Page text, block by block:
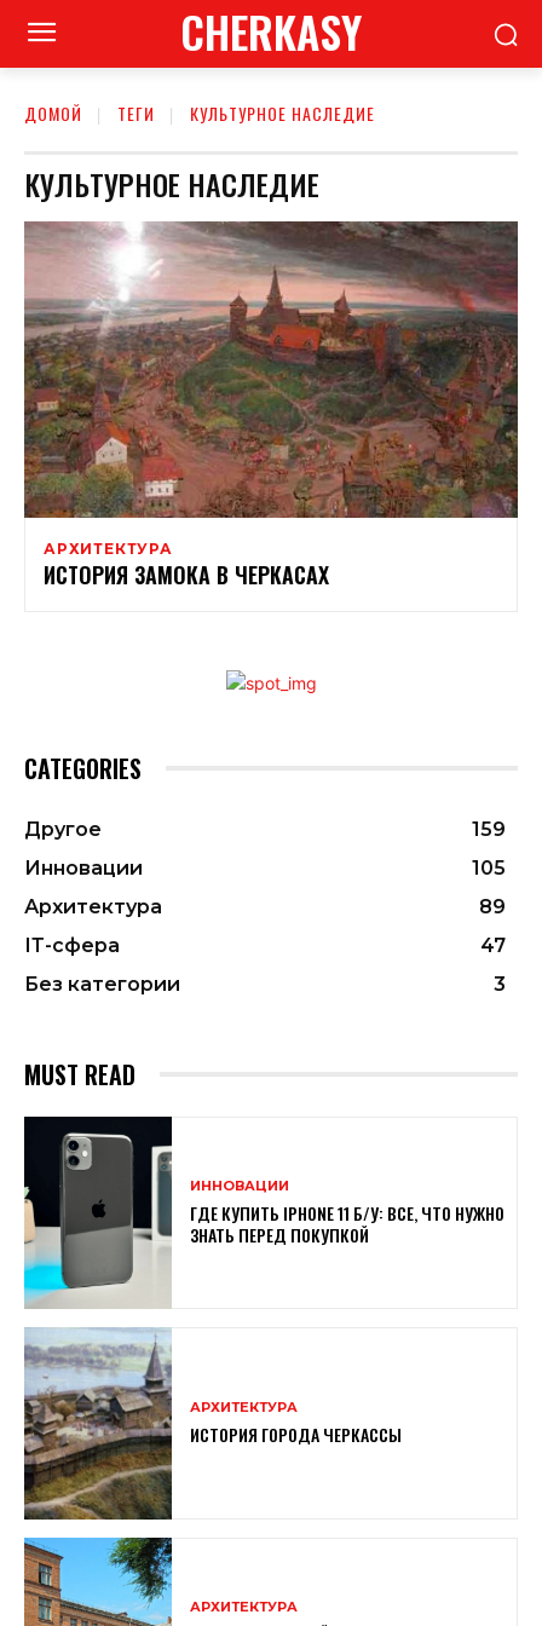
CHERKASY
ДОМОЙ ТЕГИ КУЛЬТУРНОЕ НАСЛЕДИЕ
КУЛЬТУРНОЕ НАСЛЕДИЕ
АРХИТЕКТУРА
ИСТОРИЯ ЗАМОКА В ЧЕРКАСАХ
CATEGORIES
Другое
159
Инновации
105
Архитектура
89
ІТ-сфера
47
Без категории
3
MUST READ
ИННОВАЦИИ
ГДЕ КУПИТЬ IPHONE 11 Б/У: ВСЕ, ЧТО НУЖНО
ЗНАТЬ ПЕРЕД ПОКУПКОЙ
АРХИТЕКТУРА
ИСТОРИЯ ГОРОДА ЧЕРКАССЫ
АРХИТЕКТУРА